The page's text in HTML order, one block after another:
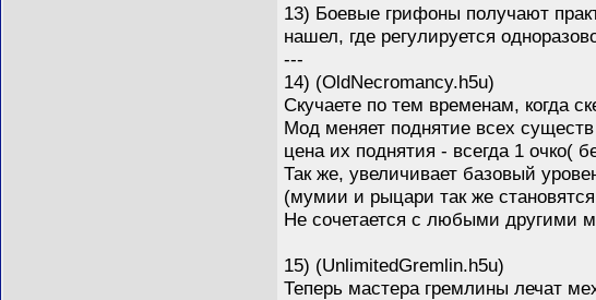
13) Боевые грифоны получают
нашел, где регулируется
---
14) (OldNecromancy.h5u)
Скучаете по тем временам, когда
Мод меняет поднятие всех
цена их поднятия - всегда 1 очко(
Так же, увеличивает базовый
(мумии и рыцари так же
Не сочетается с любыми другими
15) (UnlimitedGremlin.h5u)
Теперь мастера гремлины лечат